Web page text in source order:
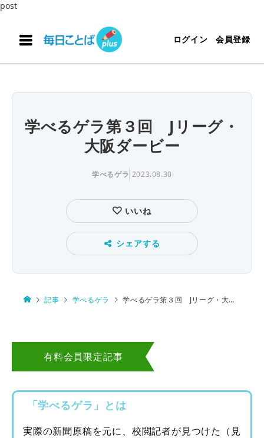
post
ログイン 会員登録
学べるゲラ第３回 Jリーグ・
大阪ダービー
学べるゲラ 2023.08.30
いいね
シェアする
記事 学べるゲラ 学べるゲラ第３回 Jリーグ・大阪ダービー
有料会員限定記事
「学べるゲラ」とは
実際の新聞原稿を元に、校閲記者が見つけた（見